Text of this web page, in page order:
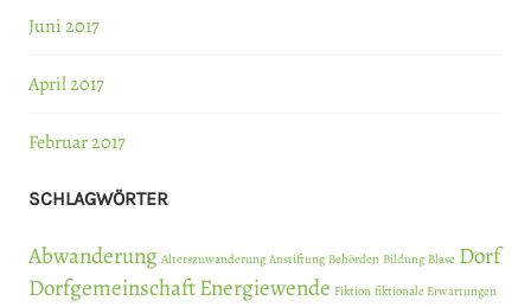
Juni 2017
April 2017
Februar 2017
SCHLAGWÖRTER
Abwanderung Alterszuwanderung Anstiftung Behörden Bildung Blase Dorf
DorfgemeinschaftEnergiewende Fiktion fiktionale Erwartungen